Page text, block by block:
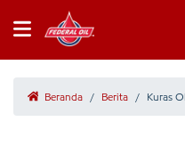
Beranda / Berita / Kuras